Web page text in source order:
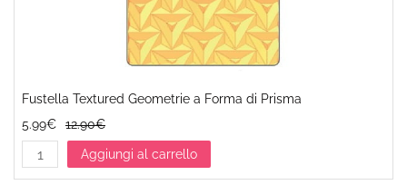
Fustella Textured Geometrie a Forma di Prisma
5.99€
12.90€
Aggiungi al carrello